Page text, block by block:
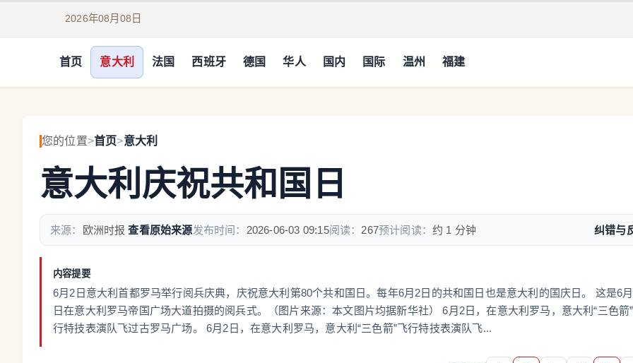
2026年08月08日
首页 意大利 法国 西班牙 德国 华人 国内 国际 温州 福建
您的位置>首页>意大利
意大利庆祝共和国日
来源： 欧洲时报 查看原始来源发布时间： 2026-06-03 09:15阅读： 267预计阅读：约 1 分钟 纠错与
内容提要
6月2日意大利首都罗马举行阅兵庆典，庆祝意大利第80个共和国日。每年6月2日的共和国日也是意大利的国庆日。 这是6
日在意大利罗马帝国广场大道拍摄的阅兵式。（图片来源：本文图片均据新华社） 6月2日，在意大利罗马，意大利“三色箭
行特技表演队飞过古罗马广场。 6月2日，在意大利罗马，意大利“三色箭”飞行特技表演队飞...